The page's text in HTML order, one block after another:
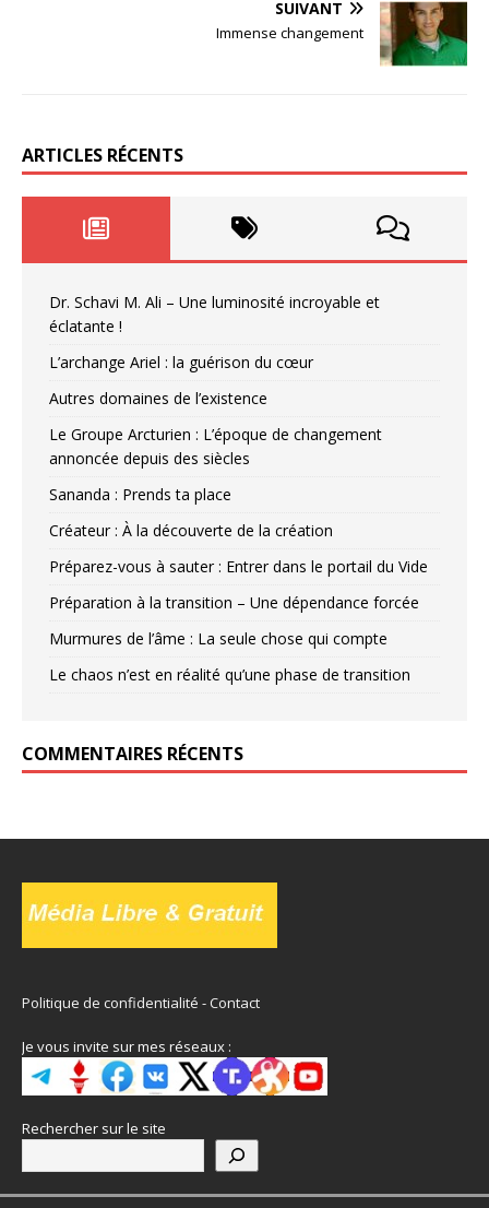
SUIVANT
Immense changement
ARTICLES RÉCENTS
Dr. Schavi M. Ali – Une luminosité incroyable et
éclatante !
L’archange Ariel : la guérison du cœur
Autres domaines de l’existence
Le Groupe Arcturien : L’époque de changement
annoncée depuis des siècles
Sananda : Prends ta place
Créateur : À la découverte de la création
Préparez-vous à sauter : Entrer dans le portail du Vide
Préparation à la transition – Une dépendance forcée
Murmures de l’âme : La seule chose qui compte
Le chaos n’est en réalité qu’une phase de transition
COMMENTAIRES RÉCENTS
Politique de confidentialité -Contact
Je vous invite sur mes réseaux :
Rechercher sur le site